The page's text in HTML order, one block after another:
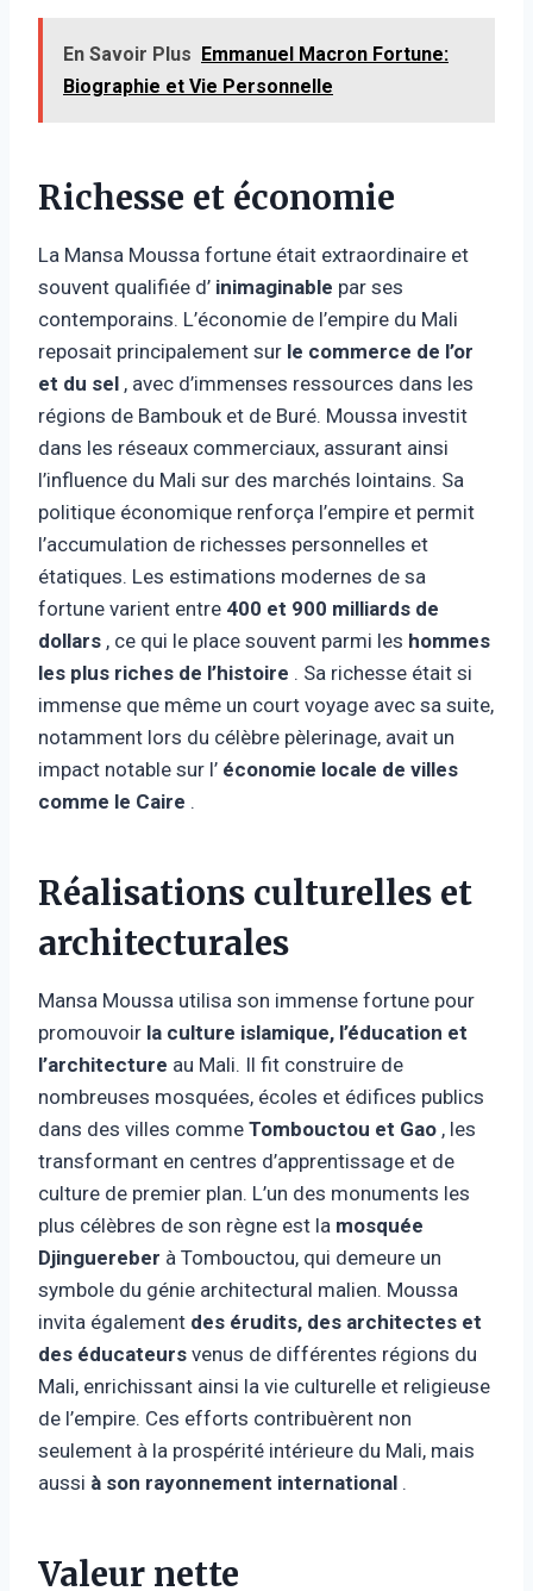
En Savoir Plus Emmanuel Macron Fortune:
Biographie et Vie Personnelle
Richesse et économie
La Mansa Moussa fortune était extraordinaire et
souvent qualifiée d’ inimaginable par ses
contemporains. L’économie de l’empire du Mali
reposait principalement sur le commerce de l’or
et du sel , avec d’immenses ressources dans les
régions de Bambouk et de Buré. Moussa investit
dans les réseaux commerciaux, assurant ainsi
l’influence du Mali sur des marchés lointains. Sa
politique économique renforça l’empire et permit
l’accumulation de richesses personnelles et
étatiques. Les estimations modernes de sa
fortune varient entre 400 et 900 milliards de
dollars , ce qui le place souvent parmi les hommes
les plus riches de l’histoire . Sa richesse était si
immense que même un court voyage avec sa suite,
notamment lors du célèbre pèlerinage, avait un
impact notable sur l’ économie locale de villes
comme le Caire .
Réalisations culturelles et
architecturales
Mansa Moussa utilisa son immense fortune pour
promouvoir la culture islamique, l’éducation et
l’architecture au Mali. Il fit construire de
nombreuses mosquées, écoles et édifices publics
dans des villes comme Tombouctou et Gao , les
transformant en centres d’apprentissage et de
culture de premier plan. L’un des monuments les
plus célèbres de son règne est la mosquée
Djinguereber à Tombouctou, qui demeure un
symbole du génie architectural malien. Moussa
invita également des érudits, des architectes et
des éducateurs venus de différentes régions du
Mali, enrichissant ainsi la vie culturelle et religieuse
de l’empire. Ces efforts contribuèrent non
seulement à la prospérité intérieure du Mali, mais
aussi à son rayonnement international .
Valeur nette